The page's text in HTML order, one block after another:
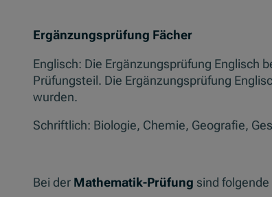
Ergänzungsprüfung Fächer
Englisch: Die Ergänzungsprüfung Englisch
Prüfungsteil. Die Ergänzungsprüfung
wurden.
Schriftlich: Biologie, Chemie, Geografie,
Bei der Mathematik-Prüfung sind folgende